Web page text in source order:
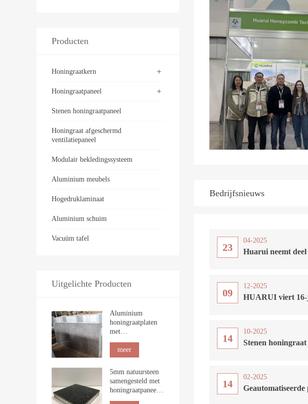
Bedrijfsnieuws
23
04-2025
Huarui neemt
09
12-2025
HUARUI viert 16-
14
10-2025
Stenen
14
02-2025
Producten
+
Honingraatkern
+
Honingraatpaneel
Stenen honingraatpaneel
Honingraat afgeschermd
ventilatiepaneel
Modulair bekledingssysteem
Aluminium meubels
Hogedruklaminaat
Aluminium schuim
Vacuüm tafel
Uitgelichte Producten
Aluminium
honingraatplaten
met
steennerfstructuur
voor
binnenbekleding
meer
5mm natuursteen
samengesteld met
honingraatpaneel